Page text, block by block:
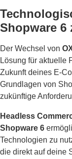
Shopware
Der Wechsel von
Lösung für aktuelle
Zukunft deines E-
Grundlagen von
zukünftige
Headless
Shopware 6
Technologien zu
die direkt auf deine